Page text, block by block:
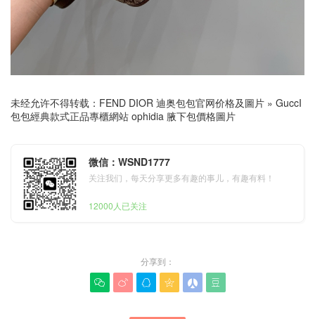
未经允许不得转载： FEND DIOR 迪奥包包官网价格及圖片 » GuccI
包包經典款式正品專櫃網站 ophidia 腋下包價格圖片
微信：WSND1777
关注我们，每天分享更多有趣的事儿，有趣有料！
12000人已关注
分享到：
     